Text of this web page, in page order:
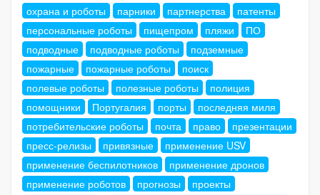
охрана и роботы
парники партнерства
патенты
персональные роботы
пищепром пляжи
ПО
подводные
подводные роботы
подземные
пожарные
пожарные роботы
поиск
полевые роботы
полезные роботы
полиция
помощники
Португалия порты
последняя миля
потребительские роботы
почта право
презентации
пресс-релизы
привязные
применение USV
применение беспилотников
применение дронов
применение роботов
прогнозы
проекты